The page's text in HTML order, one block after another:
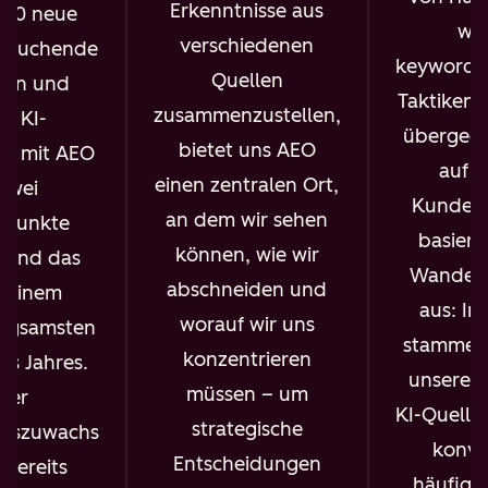
neue
und
KI-
mit AEO
das
einem
Jahres.
Erkenntnisse aus
verschiedenen
Quellen
zusammenzustellen,
bietet uns AEO
einen zentralen Ort,
an dem wir sehen
können, wie wir
abschneiden und
worauf wir uns
konzentrieren
müssen – um
strategische
Entscheidungen
Taktiken
auf
Wandel
aus:
unserer
KI-